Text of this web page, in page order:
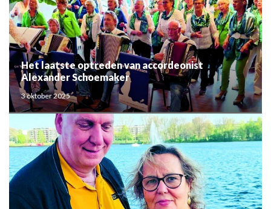
Het laatste optreden van accordeonist
Alexander Schoemaker
3 oktober 2025